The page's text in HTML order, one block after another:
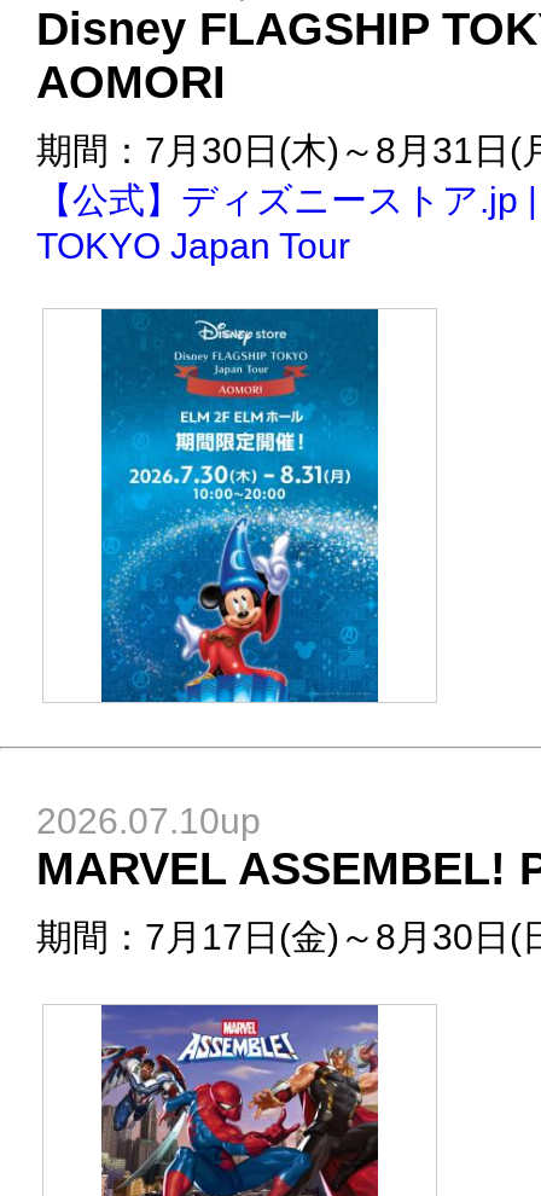
Disney FLAGSHIP
AOMORI
期間：7月30日(木)～8月31日(
【公式】ディズニーストア.jp
TOKYO Japan Tour
2026.07.10up
MARVEL ASSEMBEL!
期間：7月17日(金)～8月30日(